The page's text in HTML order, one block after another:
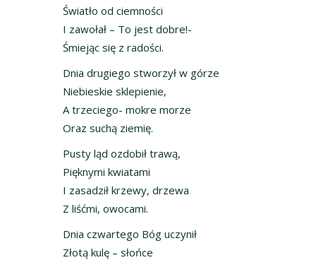
Światło od ciemności
I zawołał – To jest dobre!-
Śmiejąc się z radości.
Dnia drugiego stworzył w górze
Niebieskie sklepienie,
A trzeciego- mokre morze
Oraz suchą ziemię.
Pusty ląd ozdobił trawą,
Pięknymi kwiatami
I zasadził krzewy, drzewa
Z liśćmi, owocami.
Dnia czwartego Bóg uczynił
Złotą kulę – słońce